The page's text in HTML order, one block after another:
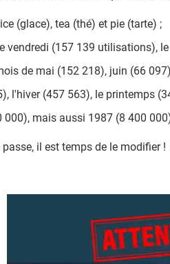
(glace), tea (thé) et pie (tarte) ;
vendredi (157 139 utilisations),
de mai (152 218), juin (66
l'hiver (457 563), le printemps
000), mais aussi 1987 (8 400
il est temps de le modifier